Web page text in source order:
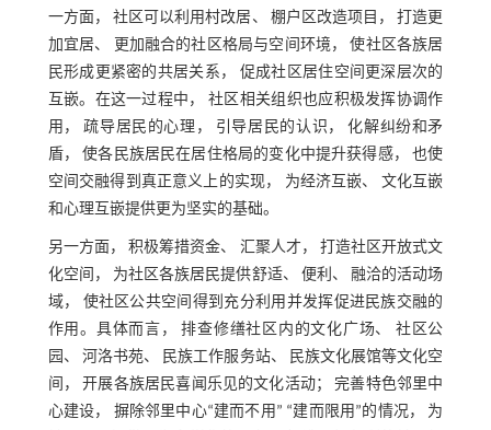
一方面， 社区可以利用村改居、 棚户区改造项目， 打造更
加宜居、 更加融合的社区格局与空间环境， 使社区各族居
民形成更紧密的共居关系， 促成社区居住空间更深层次的
互嵌。在这一过程中， 社区相关组织也应积极发挥协调作
用， 疏导居民的心理， 引导居民的认识， 化解纠纷和矛
盾， 使各民族居民在居住格局的变化中提升获得感， 也使
空间交融得到真正意义上的实现， 为经济互嵌、 文化互嵌
和心理互嵌提供更为坚实的基础。
另一方面， 积极筹措资金、 汇聚人才， 打造社区开放式文
化空间， 为社区各族居民提供舒适、 便利、 融洽的活动场
域， 使社区公共空间得到充分利用并发挥促进民族交融的
作用。具体而言， 排查修缮社区内的文化广场、 社区公
园、 河洛书苑、 民族工作服务站、 民族文化展馆等文化空
间， 开展各族居民喜闻乐见的文化活动； 完善特色邻里中
心建设， 摒除邻里中心“建而不用” “建而限用”的情况， 为